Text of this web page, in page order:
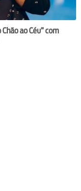
ao Céu” com